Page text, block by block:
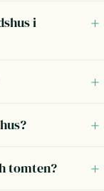
i
tomten?